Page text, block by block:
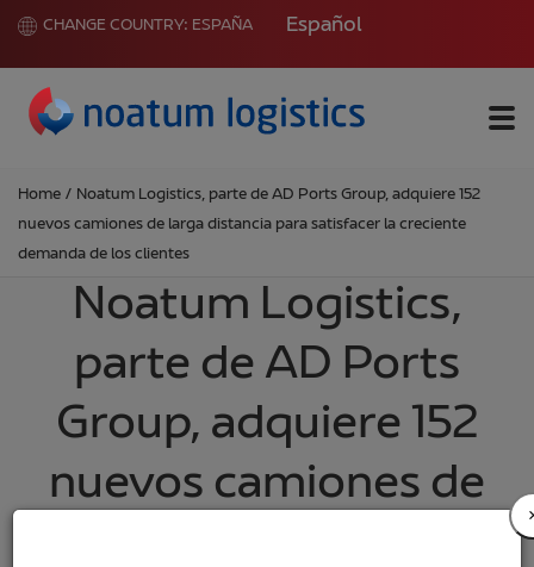
CHANGE COUNTRY: ESPAÑA Español
Home / Noatum Logistics, parte de AD Ports Group, adquiere 152
nuevos camiones de larga distancia para satisfacer la creciente
demanda de los clientes
Noatum Logistics,
parte de AD Ports
Group, adquiere 152
nuevos camiones de